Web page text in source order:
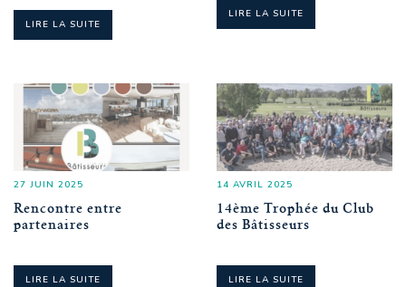
LIRE LA SUITE
LIRE LA SUITE
27 JUIN 2025
Rencontre entre
partenaires
LIRE LA SUITE
14 AVRIL 2025
14ème Trophée du Club
des Bâtisseurs
LIRE LA SUITE